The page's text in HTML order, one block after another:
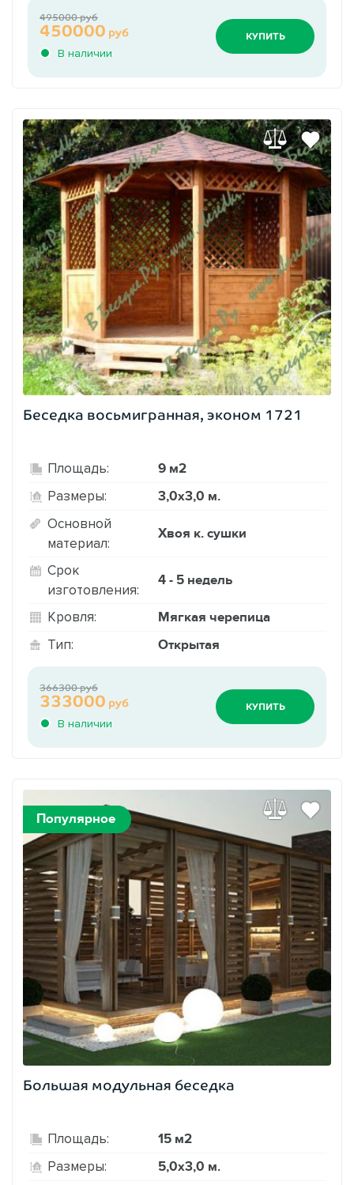
В наличии
450000 руб
495000 руб
КУПИТЬ
Беседка восьмигранная, эконом 1721
Площадь: 9 м2
Размеры: 3,0х3,0 м.
Основной
материал:
Хвоя к. сушки
Срок
изготовления:
4 - 5 недель
Кровля: Мягкая черепица
Тип: Открытая
В наличии
333000 руб
366300 руб
КУПИТЬ
Популярное
Большая модульная беседка
Площадь: 15 м2
Размеры: 5,0х3,0 м.